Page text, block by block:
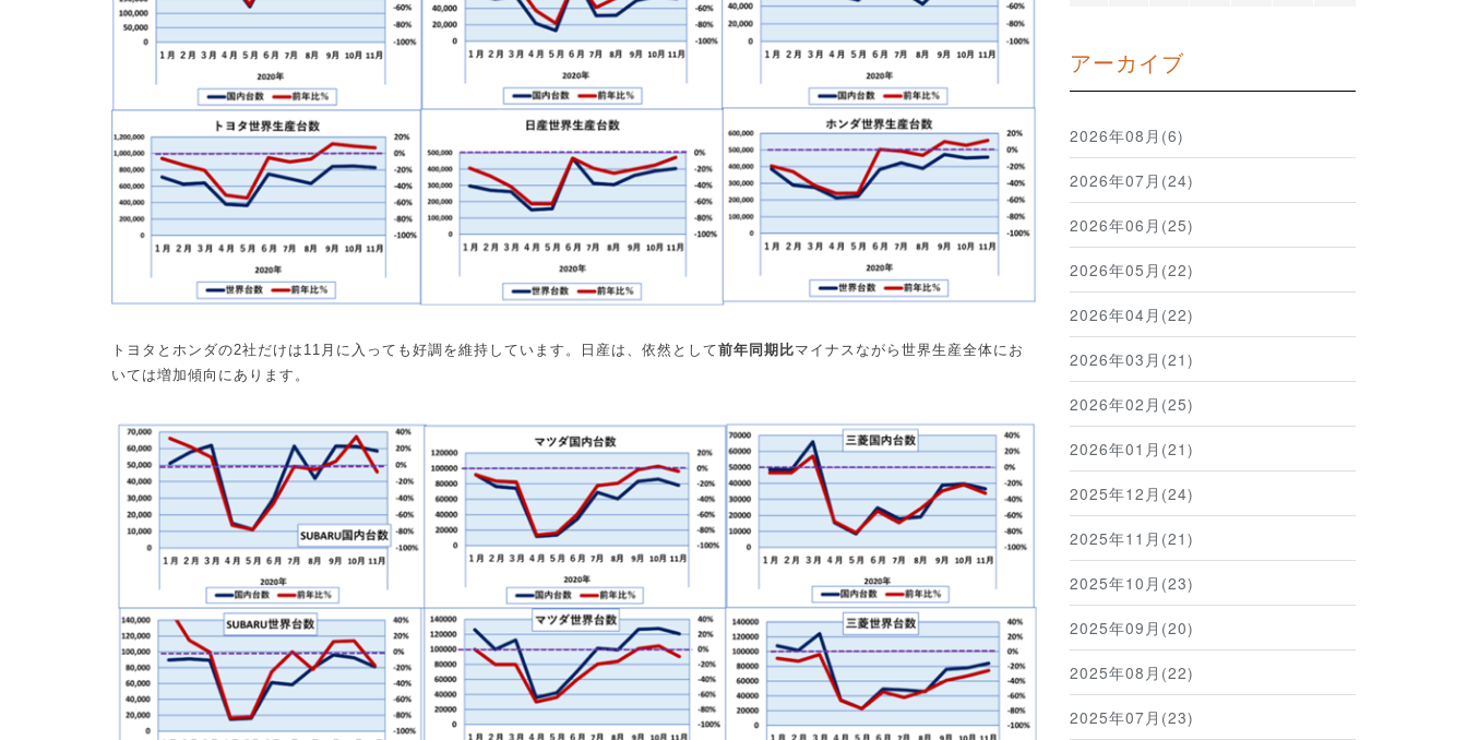
トヨタとホンダの2社だけは 11 月に入っても好調を維持しています。日産は、依然として前年同期比マイナスながら世界生産全体にお
いては増加傾向にあります。
アーカイブ
2026年08月(6)
2026年07月(24)
2026年06月(25)
2026年05月(22)
2026年04月(22)
2026年03月(21)
2026年02月(25)
2026年01月(21)
2025年12月(24)
2025年11月(21)
2025年10月(23)
2025年09月(20)
2025年08月(22)
2025年07月(23)